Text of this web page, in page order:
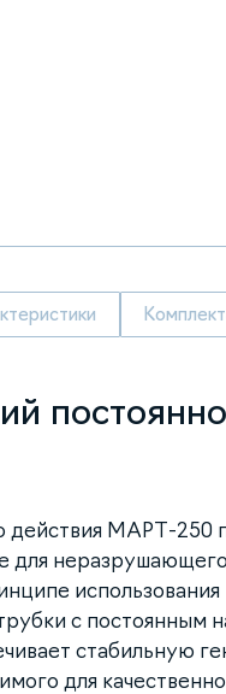
действия МАРТ-250
для
использования
с постоянным
стабильную
для